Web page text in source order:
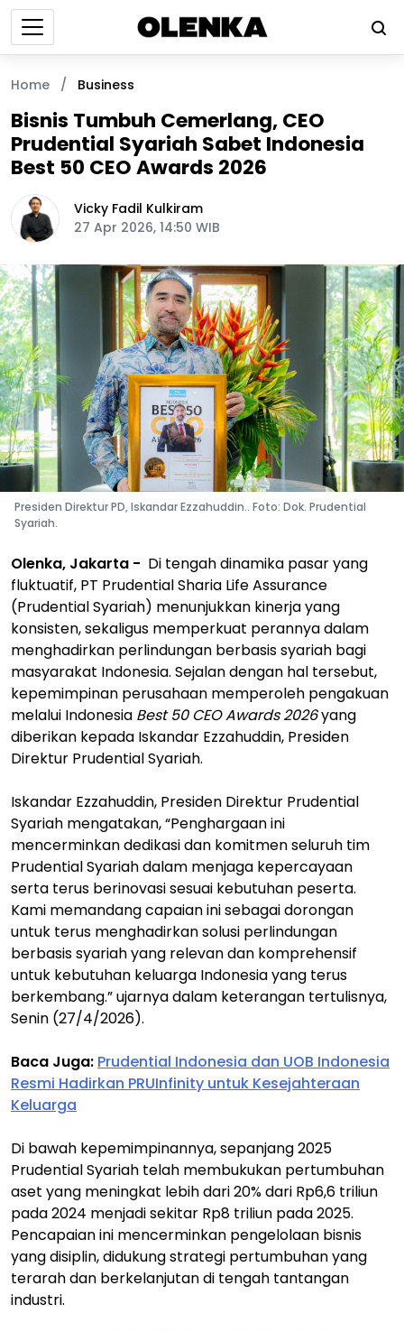
Home / Business
Bisnis Tumbuh Cemerlang, CEO
Prudential Syariah Sabet Indonesia
Best 50 CEO Awards 2026
Vicky Fadil Kulkiram
27 Apr 2026, 14:50 WIB
Presiden Direktur PD, Iskandar Ezzahuddin.. Foto: Dok. Prudential
Syariah.
Olenka, Jakarta - Di tengah dinamika pasar yang
fluktuatif, PT Prudential Sharia Life Assurance
(Prudential Syariah) menunjukkan kinerja yang
konsisten, sekaligus memperkuat perannya dalam
menghadirkan perlindungan berbasis syariah bagi
masyarakat Indonesia. Sejalan dengan hal tersebut,
kepemimpinan perusahaan memperoleh pengakuan
melalui Indonesia Best 50 CEO Awards 2026yang
diberikan kepada Iskandar Ezzahuddin, Presiden
Direktur Prudential Syariah.
Iskandar Ezzahuddin, Presiden Direktur Prudential
Syariah mengatakan, “Penghargaan ini
mencerminkan dedikasi dan komitmen seluruh tim
Prudential Syariah dalam menjaga kepercayaan
serta terus berinovasi sesuai kebutuhan peserta.
Kami memandang capaian ini sebagai dorongan
untuk terus menghadirkan solusi perlindungan
berbasis syariah yang relevan dan komprehensif
untuk kebutuhan keluarga Indonesia yang terus
berkembang.” ujarnya dalam keterangan tertulisnya,
Senin (27/4/2026).
Baca Juga: Prudential Indonesia dan UOB Indonesia
Resmi Hadirkan PRUInfinity untuk Kesejahteraan
Keluarga
Di bawah kepemimpinannya, sepanjang 2025
Prudential Syariah telah membukukan pertumbuhan
aset yang meningkat lebih dari 20% dari Rp6,6 triliun
pada 2024 menjadi sekitar Rp8 triliun pada 2025.
Pencapaian ini mencerminkan pengelolaan bisnis
yang disiplin, didukung strategi pertumbuhan yang
terarah dan berkelanjutan di tengah tantangan
industri.